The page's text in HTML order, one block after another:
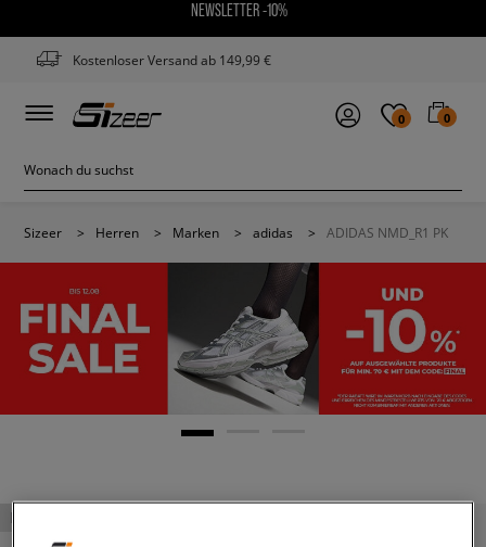
NEWSLETTER -10%
Kostenloser Versand ab 149,99 €
0 0
Sizeer > Herren > Marken > adidas > ADIDAS NMD_R1 PK
PRODUKT NICHT VERFÜGBAR